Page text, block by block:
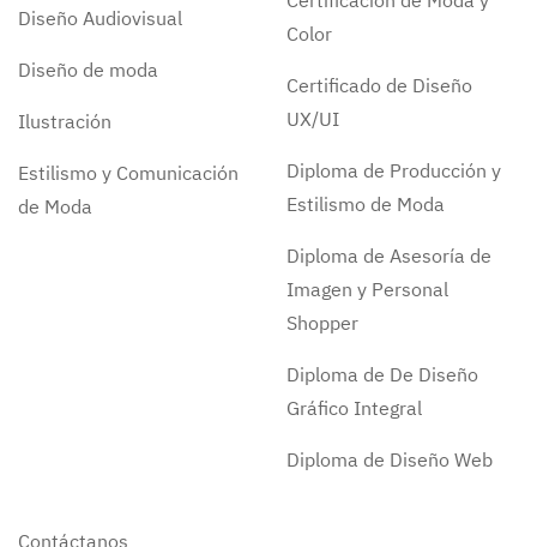
Diseño Audiovisual
Diseño de moda
Ilustración
Estilismo y Comunicación
de Moda
Color
Certificado de Diseño
UX/UI
Diploma de Producción y
Estilismo de Moda
Diploma de Asesoría de
Imagen y Personal
Shopper
Diploma de De Diseño
Gráfico Integral
Diploma de Diseño Web
Contáctanos